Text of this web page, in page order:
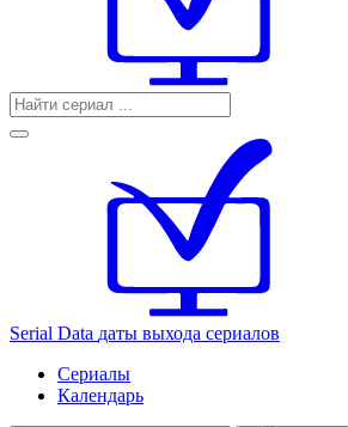
Serial Data даты выхода сериалов
Сериалы
Календарь